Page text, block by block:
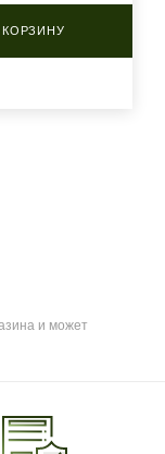
КОРЗИНУ
и может